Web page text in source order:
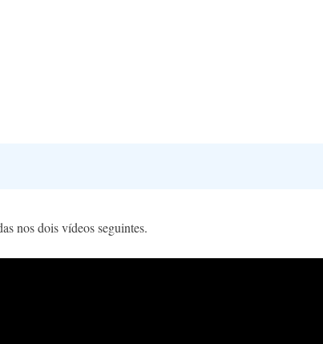
nos dois vídeos seguintes.